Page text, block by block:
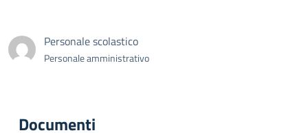
Personale scolastico
Personale amministrativo
Documenti